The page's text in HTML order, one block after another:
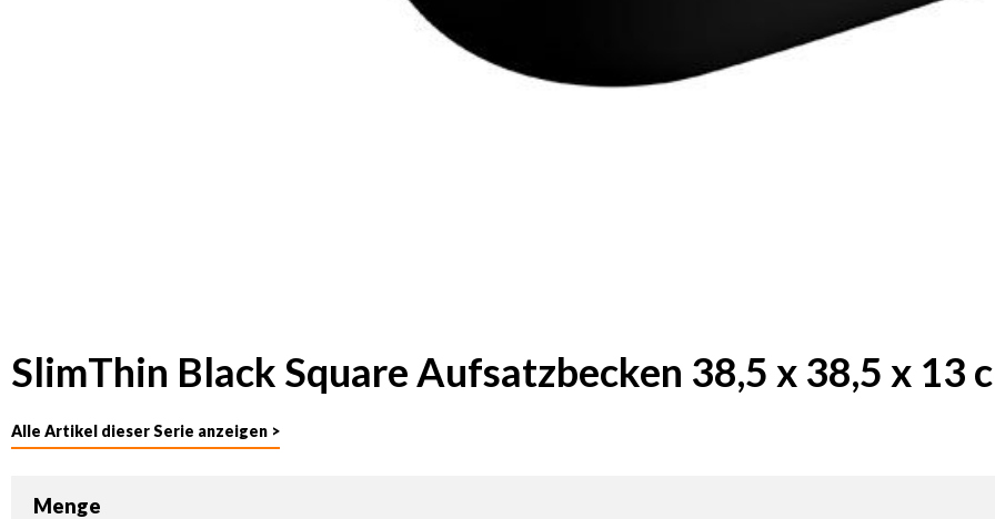
SlimThin Black Square Aufsatzbecken 38,5 x 38,5 x 13
Alle Artikel dieser Serie anzeigen >
Menge